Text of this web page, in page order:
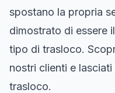
spostano la propria
dimostrato di essere
tipo di trasloco.
nostri clienti e
trasloco.